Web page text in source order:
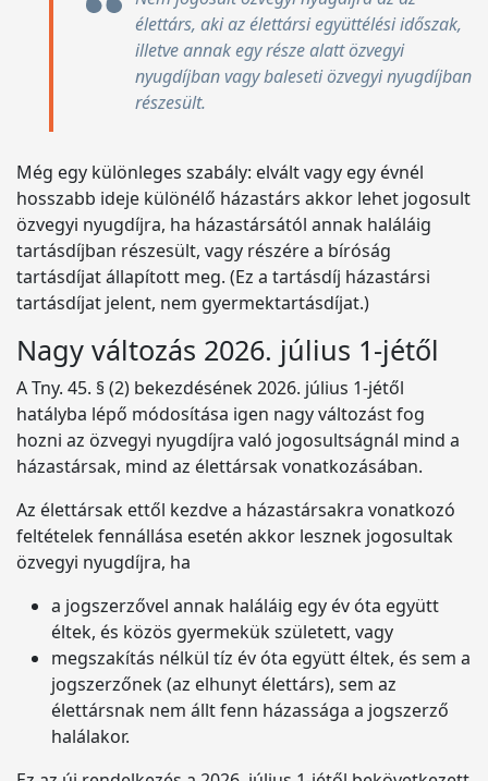
élettárs, aki az élettársi együttélési időszak,
illetve annak egy része alatt özvegyi
nyugdíjban vagy baleseti özvegyi nyugdíjban
részesült.
Még egy különleges szabály: elvált vagy egy évnél
hosszabb ideje különélő házastárs akkor lehet jogosult
özvegyi nyugdíjra, ha házastársától annak haláláig
tartásdíjban részesült, vagy részére a bíróság
tartásdíjat állapított meg. (Ez a tartásdíj házastársi
tartásdíjat jelent, nem gyermektartásdíjat.)
Nagy változás 2026. július 1-jétől
A Tny. 45. § (2) bekezdésének 2026. július 1-jétől
hatályba lépő módosítása igen nagy változást fog
hozni az özvegyi nyugdíjra való jogosultságnál mind a
házastársak, mind az élettársak vonatkozásában.
Az élettársak ettől kezdve a házastársakra vonatkozó
feltételek fennállása esetén akkor lesznek jogosultak
özvegyi nyugdíjra, ha
a jogszerzővel annak haláláig egy év óta együtt
éltek, és közös gyermekük született, vagy
megszakítás nélkül tíz év óta együtt éltek, és sem a
jogszerzőnek (az elhunyt élettárs), sem az
élettársnak nem állt fenn házassága a jogszerző
halálakor.